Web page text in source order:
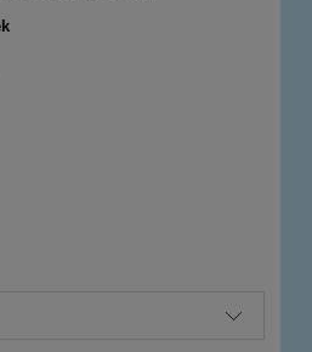
kosztów płatności